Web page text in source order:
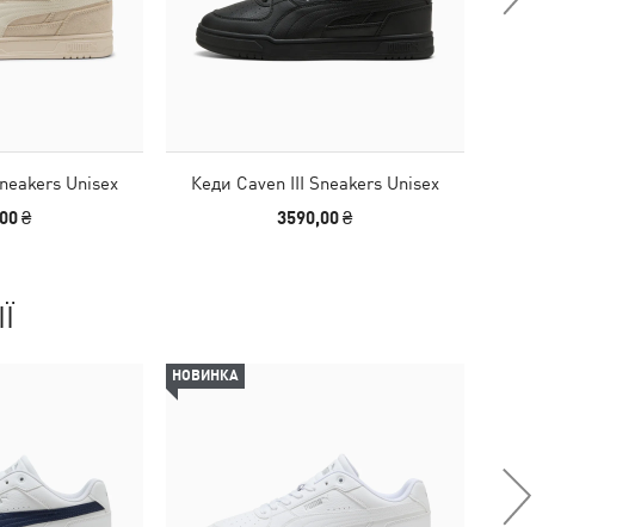
Unisex
₴
Кеди Caven III Sneakers Unisex
3590,00 ₴
НОВИНКА